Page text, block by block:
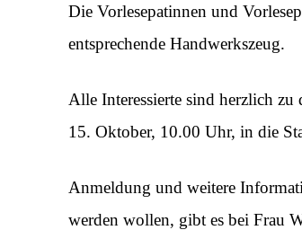
Die Vorlesepatinnen und
entsprechende Handwerkszeug.
Alle Interessierte sind herzlich zu
15. Oktober, 10.00 Uhr, in die
Anmeldung und weitere
werden wollen, gibt es bei Frau